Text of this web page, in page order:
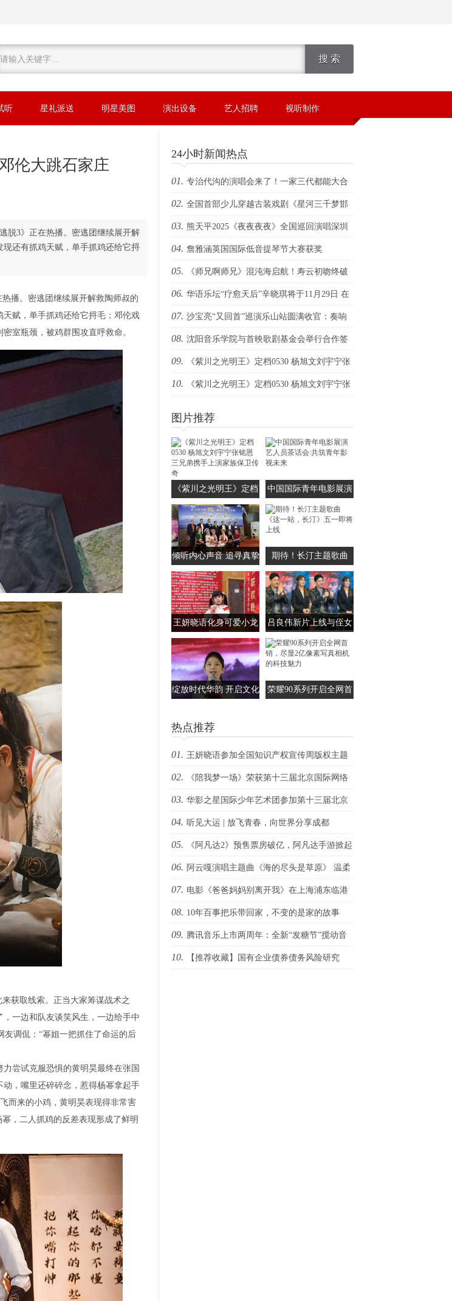
听 星礼派送 明星美图 演出设备 艺人招聘 视听制作
伦大跳石家庄
3》正在热播。密逃团继续展开解
还有抓鸡天赋，单手抓鸡还给它捋
播。密逃团继续展开解救陶师叔的
赋，单手抓鸡还给它捋毛；邓伦戏
室瓶颈，被鸡群围攻直呼救命。
获取线索。正当大家筹谋战术之
一边和队友谈笑风生，一边给手中
友调侃：“幂姐一把抓住了命运的后
尝试克服恐惧的黄明昊最终在张国
，嘴里还碎碎念，惹得杨幂拿起手
而来的小鸡，黄明昊表现得非常害
，二人抓鸡的反差表现形成了鲜明
24小时新闻热点
01. 专治代沟的演唱会来了！一家三代都能大合
唱
02. 全国首部少儿穿越古装戏剧《星河三千梦邯
郸》震撼首演 少儿剧团让邯郸三千年文脉绽现
03. 熊天平2025《夜夜夜夜》全国巡回演唱深圳
南山站开启
04. 詹雅涵英国国际低音提琴节大赛获奖
05. 《师兄啊师兄》混沌海启航！寿云初吻终破
洪荒定律
06. 华语乐坛“疗愈天后”辛晓琪将于11月29日 在
澳门新濠影汇综艺馆深情开唱
07. 沙宝亮“又回首”巡演乐山站圆满收官：奏响
文旅融合强音，绘就城市发展新篇
08. 沈阳音乐学院与首映歌剧基金会举行合作签
约仪式
09. 《紫川之光明王》定档0530 杨旭文刘宇宁张
铭恩三兄弟携手上演家族保卫传奇
10. 《紫川之光明王》定档0530 杨旭文刘宇宁张
图片推荐
《紫川之光明王》定档
0530 杨旭文刘宇宁张铭
恩三兄弟携手上演家族
保卫传奇
中国国际青年电影展演
艺人员茶话会:共筑青年
影视未来
倾听内心声音 追寻真挚
爱情——观电影《如果
爱就表白》有感
期待！长汀主题歌曲
《这一站，长汀》五一
即将上线
王妍晓语化身可爱小龙
人亮相央视春晚，为大
家送来新春祝福
吕良伟新片上线与侄女
吕晨曦默契开播 彰显硬
汉父亲的铁汉柔情
绽放时代华韵 开启文化
之声”语文朗读大会总
荣耀90系列开启全网首
热点推荐
01. 王妍晓语参加全国知识产权宣传周版权主题
活动，演唱原创国风歌曲《逍遥游》
02. 《陪我梦一场》荣获第十三届北京国际网络
电影展最佳原创音乐
03. 华影之星国际少年艺术团参加第十三届北京
国际网络电影展，传承电影梦
04. 听见大运 | 放飞青春，向世界分享成都
05. 《阿凡达2》预售票房破亿，阿凡达手游掀起
科幻新浪潮
06. 阿云嘎演唱主题曲《海的尽头是草原》 温柔
声线吟唱草原上的爱之传奇
07. 电影《爸爸妈妈别离开我》在上海浦东临港
自贸区举行盛大的开机发布会
08. 10年百事把乐带回家，不变的是家的故事
09. 腾讯音乐上市两周年：全新“发糖节”搅动音
乐圈，释放强大生态连接力
10. 【推荐收藏】国有企业债券债务风险研究